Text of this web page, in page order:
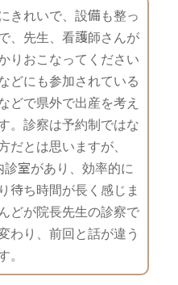
きれいで、設備も整っ
、先生、看護師さんが
りおこなってください
どにも参加されている
どで県外で出産を考え
。診察は予約制ではな
とは思いますが、
室があり、効率的に
待ち時間が長く感じま
どが院長先生の診察で
わり、前回と話が違う